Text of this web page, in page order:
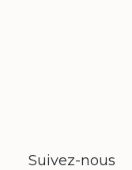
Suivez-nous